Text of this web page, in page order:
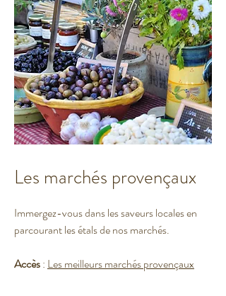
Les marchés provençaux
Immergez-vous dans les saveurs locales en
parcourant les étals de nos marchés.
Accès: Les meilleurs marchés provençaux